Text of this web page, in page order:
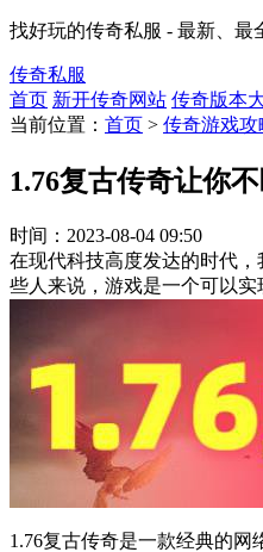
找好玩的传奇私服 - 最新、最
传奇私服
首页 新开传奇网站 传奇版本
当前位置： 首页 > 传奇游戏攻
1.76复古传奇让你
时间： 2023-08-04 09:50
在现代科技高度发达的时代
些人来说，游戏是一个可以实
1.76复古传奇是一款经典的